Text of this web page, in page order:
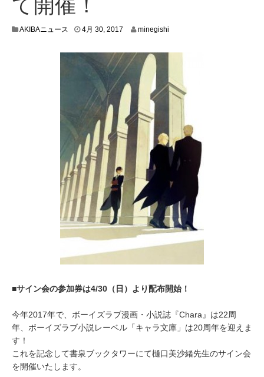
て開催！
AKIBAニュース 4月 30, 2017
,
0
minegishi
■サイン会の参加券は4/30（日）より配布開始！
今年2017年で、ボーイズラブ漫画・小説誌『Chara』は22周
年、ボーイズラブ小説レーベル「キャラ文庫」は20周年を迎えま
す！
これを記念して書泉ブックタワーにて樋口美沙緒先生のサイン会
を開催いたします。